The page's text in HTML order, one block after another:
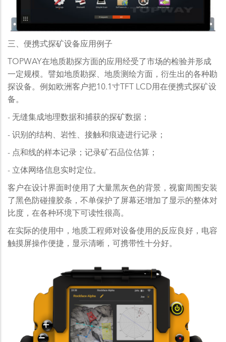
三、便携式探矿设备应用例子
TOPWAY在地质勘探方面的应用经受了市场的检验并形成
一定规模。譬如地质勘探、地质测绘方面，衍生出的各种勘
探设备。例如欧洲客户把10.1寸TFT LCD用在便携式探矿设
备。
- 无缝集成地理数据和捕获的探矿数据；
- 识别的结构、岩性、接触和痕迹进行记录；
- 点和线的样本记录；记录矿石品位估算；
- 立体网络信息实时定位。
客户在设计界面时使用了大量黑灰色的背景，视窗周围安装
了黑色防碰撞胶条，不单保护了屏幕还增加了显示的整体对
比度，在各种环境下可读性很高。
在实际的使用中，地质工程师对设备使用的反应良好，电容
触摸屏操作便捷，显示清晰，可携带性十分好。